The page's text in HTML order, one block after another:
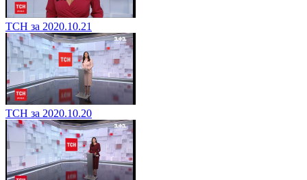
ТСН за 2020.10.21
ТСН за 2020.10.20